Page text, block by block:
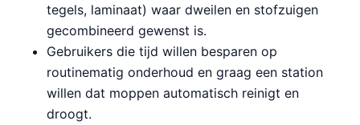
tegels, laminaat) waar dweilen en stofzuigen
gecombineerd gewenst is.
Gebruikers die tijd willen besparen op
routinematig onderhoud en graag een station
willen dat moppen automatisch reinigt en
droogt.